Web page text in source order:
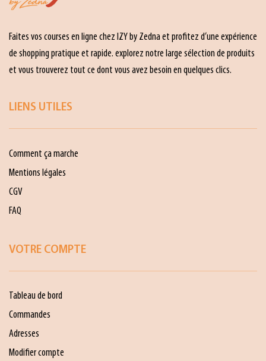
Faites vos courses en ligne chez IZY by Zedna et profitez d’une expérience
de shopping pratique et rapide. explorez notre large sélection de produits
et vous trouverez tout ce dont vous avez besoin en quelques clics.
LIENS UTILES
Comment ça marche
Mentions légales
CGV
FAQ
VOTRE COMPTE
Tableau de bord
Commandes
Adresses
Modifier compte